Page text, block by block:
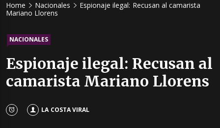
Home Nacionales
Espionaje ilegal: Recusan al camarista
Mariano Llorens
NACIONALES
Espionaje ilegal: Recusan al
camarista Mariano Llorens
LA COSTA VIRAL